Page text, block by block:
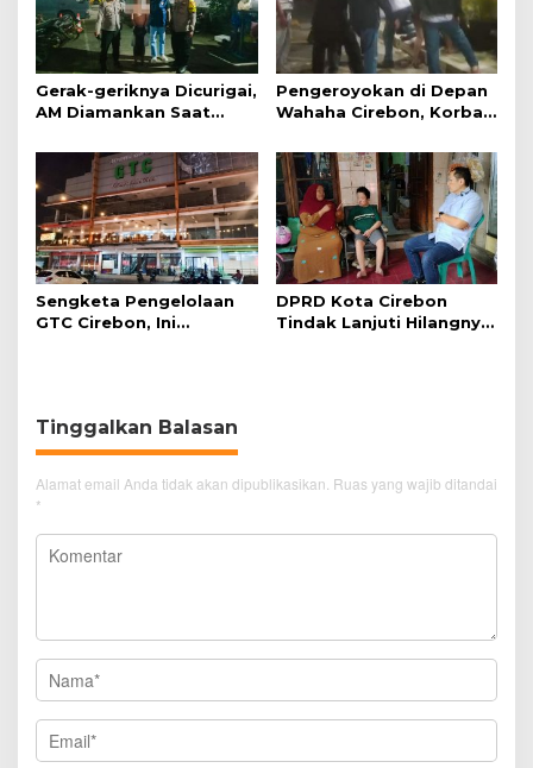
Gerak-geriknya Dicurigai,
AM Diamankan Saat
Pengeroyokan di Depan
Wahaha Cirebon, Korban
Polisi
Sengketa Pengelolaan
GTC Cirebon, Ini
DPRD Kota Cirebon
Tindak Lanjuti Hilangnya
Tinggalkan Balasan
Alamat email Anda tidak akan dipublikasikan. Ruas yang wajib ditandai
*